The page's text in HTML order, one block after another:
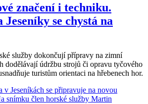
značení i techniku.
se chystá na
služby dokončují přípravy na zimní
dodělávají údržbu strojů či opravu tyčového
turistům orientaci na hřebenech hor.